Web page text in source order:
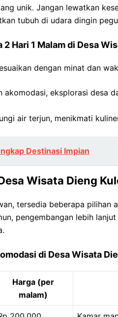
unik. Jangan lewatkan
tubuh di udara dingin
Hari 1 Malam di Desa
dengan minat dan
akomodasi, eksplorasi desa
air terjun, menikmati
Destinasi Impian
Wisata Dieng
tersedia beberapa pilihan
pengembangan lebih
di Desa Wisata
Harga (per
malam)